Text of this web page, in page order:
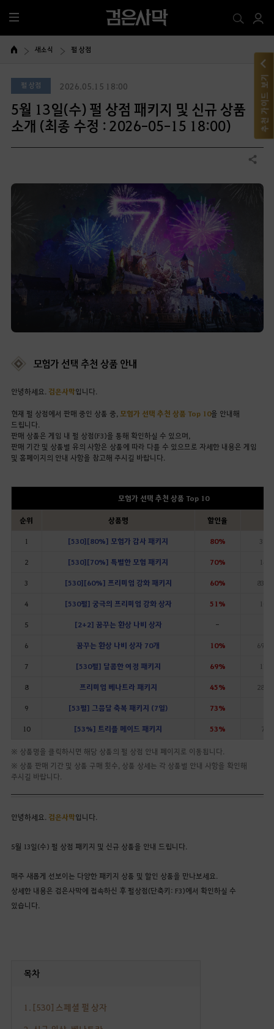
전
체
메
새소식 펄 상점
펄 상점 2026.05.15 18:00
5월 13일(수) 펄 상점 패키지 및 신규 상품
소개 (최종 수정 : 2026-05-15 18:00)
공유하기
모험가 선택 추천 상품 안내
안녕하세요. 검은사막입니다.
현재 펄 상점에서 판매 중인 상품 중,모험가 선택 추천 상품 Top 10을 안내해
드립니다.
판매 상품은 게임 내 펄 상점(F3)을 통해 확인하실 수 있으며,
판매 기간 및 상품별 유의 사항은 상품에 따라 다를 수 있으므로 자세한 내용은 게임
및 홈페이지의 안내 사항을 참고해 주시길 바랍니다.
모험가 선택 추천 상품 Top 10
순위 상품명 할인율
1 [530][80%] 모험가 감사 패키지 80%
2 [530][70%] 특별한 모험 패키지 70%
3 [530][60%] 프리미엄 강화 패키지 60%
4 [530펄] 궁극의 프리미엄 강화 상자 51%
5 [2+2] 꿈꾸는 환상 나비 상자 -
6 꿈꾸는 환상 나비 상자 70개 10%
7 [530펄] 달콤한 여정 패키지 69%
8 프리미엄 베나트라 패키지 45%
9 [53펄] 그믐달 축복 패키지 (7일) 73%
10 [53%] 트리플 메이드 패키지 53%
※ 상품명을 클릭하시면 해당 상품의 펄 상점 안내 페이지로 이동됩니다.
※ 상품 판매 기간 및 상품 구매 횟수, 상품 상세는 각 상품별 안내 사항을 확인해
주시길 바랍니다.
안녕하세요. 검은사막입니다.
5월 13일(수) 펄 상점 패키지 및 신규 상품을 안내 드립니다.
매주 새롭게 선보이는 다양한 패키지 상품 및 할인 상품을 만나보세요.
상세한 내용은 검은사막에 접속하신 후 펄상점(단축키: F3)에서 확인하실 수
있습니다.
목차
1. [530] 스페셜 펄 상자
추천 가이드 보기